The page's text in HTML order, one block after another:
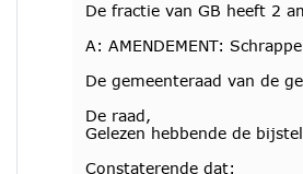
De fractie van GB heeft 2
A: AMENDEMENT:
De gemeenteraad van de
De raad,
Gelezen hebbende de
Constaterende dat: